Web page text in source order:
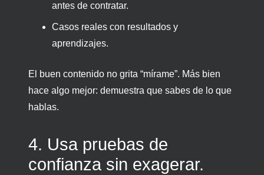
antes de contratar.
Casos reales con resultados y
aprendizajes.
El buen contenido no grita “mírame”. Más bien
hace algo mejor: demuestra que sabes de lo que
hablas.
4. Usa pruebas de
confianza sin exagerar.